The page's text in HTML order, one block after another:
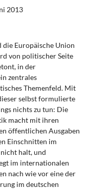
2013
die Europäische Union
von politischer Seite
in der
zentrales
Themenfeld. Mit
selbst formulierte
nichts zu tun: Die
macht mit ihren
öffentlichen Ausgaben
Einschnitten im
halt, und
im internationalen
nach wie vor eine der
im deutschen